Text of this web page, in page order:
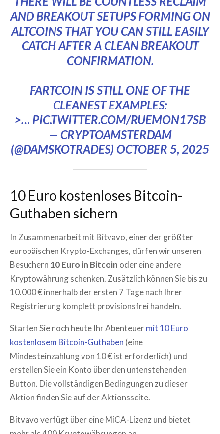
AND BREAKOUT SETUPS FORMING ON
ALTCOINS THAT YOU CAN STILL EASILY
CATCH AFTER A CLEAN BREAKOUT
CONFIRMATION.
FARTCOIN IS STILL ONE OF THE
CLEANEST EXAMPLES:
>… PIC.TWITTER.COM/RUEMON17SB
— CRYPTOAMSTERDAM
(@DAMSKOTRADES) OCTOBER 5, 2025
10 Euro kostenloses Bitcoin-
Guthaben sichern
In Zusammenarbeit mit Bitvavo, einer der größten
europäischen Krypto-Exchanges, dürfen wir unseren
Besuchern 10 Euro in Bitcoin oder eine andere
Kryptowährung schenken. Zusätzlich können Sie bis zu
10.000 € innerhalb der ersten 7 Tage nach Ihrer
Registrierung komplett provisionsfrei handeln.
Starten Sie noch heute Ihr Abenteuermit 10 Euro
kostenlosem Bitcoin-Guthaben (eine
Mindesteinzahlung von 10 € ist erforderlich) und
erstellen Sie ein Konto über den untenstehenden
Button. Die vollständigen Bedingungen zu dieser
Aktion finden Sie auf der Aktionsseite.
Bitvavo verfügt über eine MiCA-Lizenz und bietet